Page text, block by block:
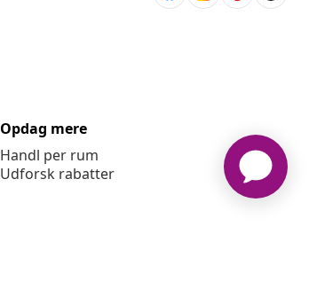
Opdag mere
Handl per rum
Udforsk rabatter